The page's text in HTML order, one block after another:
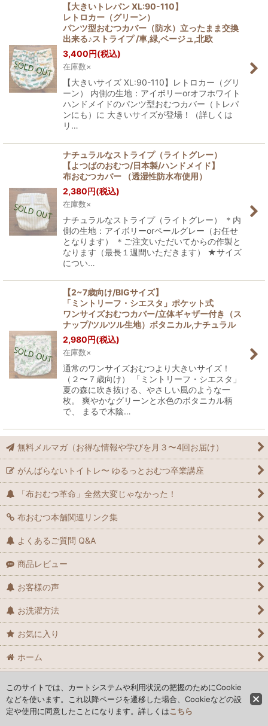
【大きいトレパン XL:90-110】
レトロカー（グリーン）
パンツ型おむつカバー（防水）立ったまま交換
出来る♪ストライプ /車,緑,ベージュ,北欧
3,400円(税込)
在庫数×
【大きいサイズ XL:90-110】レトロカー（グリ
ーン） 内側の生地：アイボリーorオフホワイト
ハンドメイドのパンツ型おむつカバー（トレパ
ンにも）に 大きいサイズが登場！（詳しくは
リ…
ナチュラルなストライプ（ライトグレー）
【よつばのおむつ/日本製/ハンドメイド】
布おむつカバー （透湿性防水布使用）
2,380円(税込)
在庫数×
ナチュラルなストライプ（ライトグレー） ＊内
側の生地：アイボリーorペールグレー（お任せ
となります） ＊ご注文いただいてからの作製と
なります（最長１週間いただきます） ★サイズ
につい…
【2~7歳向け/BIGサイズ】
「ミントリーフ・シエスタ」ポケット式
ワンサイズおむつカバー/立体ギャザー付き（ス
ナップ/ツルツル生地）ボタニカル,ナチュラル
2,980円(税込)
在庫数×
通常のワンサイズおむつより大きいサイズ！
（２〜７歳向け） 「ミントリーフ・シエスタ」
夏の森に吹き抜ける、やさしい風のような一
枚。 爽やかなグリーンと水色のボタニカル柄
で、 まるで木陰…
無料メルマガ（お得な情報や学びを月３〜4回お届け）
がんばらないトイトレ〜 ゆるっとおむつ卒業講座
「布おむつ革命」全然大変じゃなかった！
布おむつ本舗関連リンク集
よくあるご質問 Q&A
商品レビュー
お客様の声
お洗濯方法
お気に入り
ホーム
このサイトでは、カートシステムや利用状況の把握のためにCookie
などを使います。これ以降ページを遷移した場合、Cookieなどの設
定や使用に同意したことになります。詳しくはこちら